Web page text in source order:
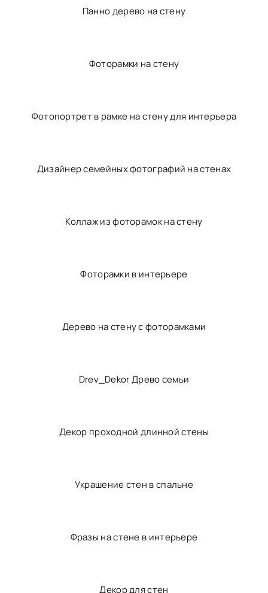
Родовое дерево на стену
Идеи декораctvtqys[ фотографий для дома
Фотопортрет на стену
Панно дерево на стену
Фоторамки на стену
Фотопортрет в рамке на стену для интерьера
Дизайнер семейных фотографий на стенах
Коллаж из фоторамок на стену
Фоторамки в интерьере
Дерево на стену с фоторамками
Drev_Dekor Древо семьи